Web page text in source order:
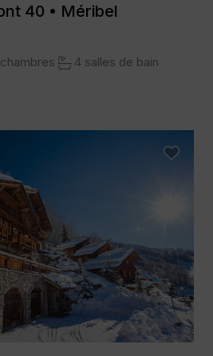
40 • Méribel
4 salles de bain